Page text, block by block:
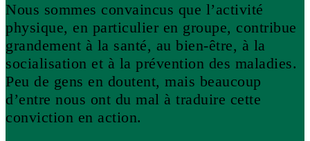
Nous sommes convaincus que l’activité
physique, en particulier en groupe, contribue
grandement à la santé, au bien-être, à la
socialisation et à la prévention des maladies.
Peu de gens en doutent, mais beaucoup
d’entre nous ont du mal à traduire cette
conviction en action.